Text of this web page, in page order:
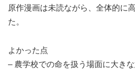
原作漫画は未読ながら、全体的に
た。
よかった点
– 農学校での命を扱う場面に大き